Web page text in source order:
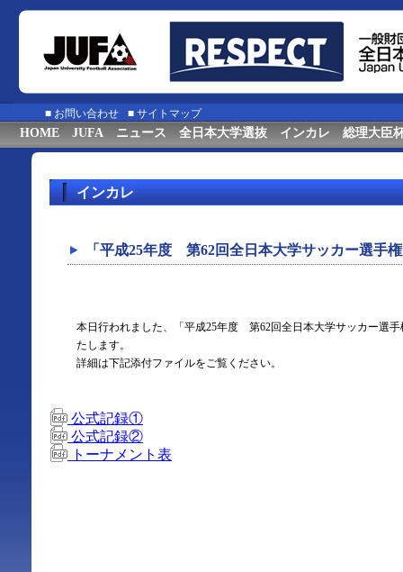
■ お問い合わせ ■ サイトマップ
HOME JUFA ニュース 全日本大学選抜 インカレ 総理大臣
インカレ
「平成25年度 第62回全日本大学サッカー選手
本日行われました、「平成25年度 第62回全日本大学サッカー選
たします。
詳細は下記添付ファイルをご覧ください。
公式記録①
公式記録②
トーナメント表